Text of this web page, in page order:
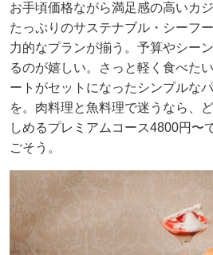
お手頃価格ながら満足感の高いカ
たっぷりのサステナブル・シーフ
力的なプランが揃う。予算やシー
るのが嬉しい。さっと軽く食べた
ートがセットになったシンプルな
を。肉料理と魚料理で迷うなら、
しめるプレミアムコース4800円〜
ごそう。